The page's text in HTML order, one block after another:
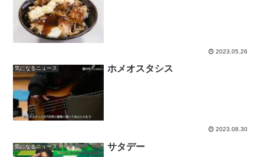
2023.05.26
気になるニュース ホメオスタシス
2023.08.30
気になるニュース サタデー